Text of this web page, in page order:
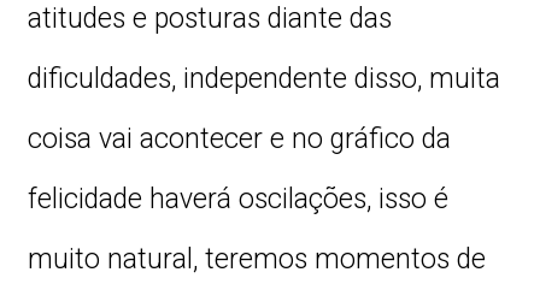
atitudes e posturas diante das
dificuldades, independente disso, muita
coisa vai acontecer e no gráfico da
felicidade haverá oscilações, isso é
muito natural, teremos momentos de